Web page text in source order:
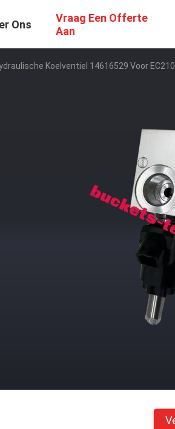
Ons
Vraag Een Offerte
Aan
Koelventiel 14616529 Voor